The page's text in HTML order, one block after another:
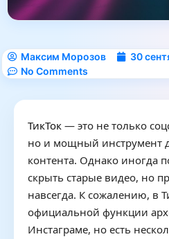
Максим Морозов 30
No Comments
ТикТок — это не только
но и мощный инструмент
контента. Однако иногда
скрыть старые видео, но
навсегда. К сожалению, в
официальной функции
Инстаграме, но есть